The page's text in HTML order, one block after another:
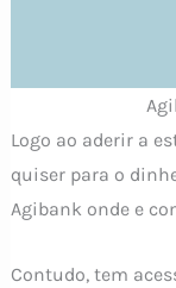
Logo ao aderir a
quiser para o
Agibank onde e
Contudo, tem